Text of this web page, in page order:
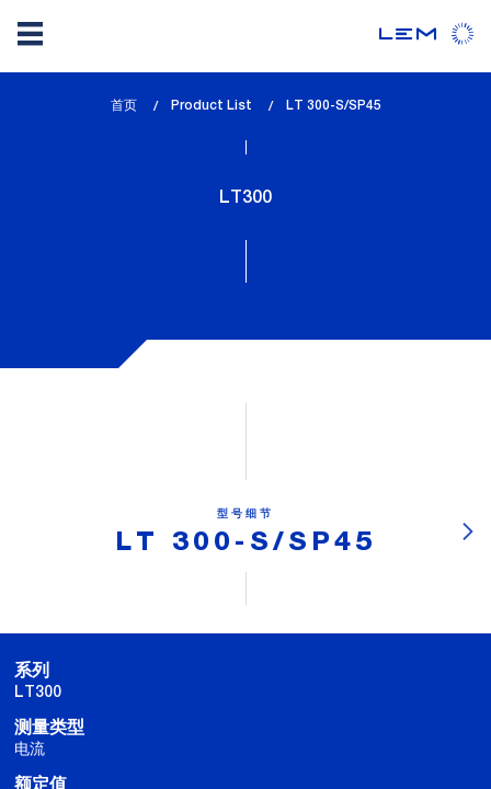
首页 Product List
lem_current_page
LT 300-S/SP45
LT300
型号细节
LT 300-S/SP45
系列
LT300
测量类型
电流
额定值